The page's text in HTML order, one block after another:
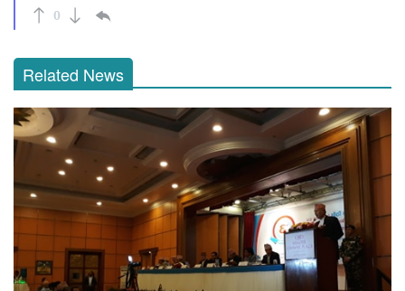
0
Related News